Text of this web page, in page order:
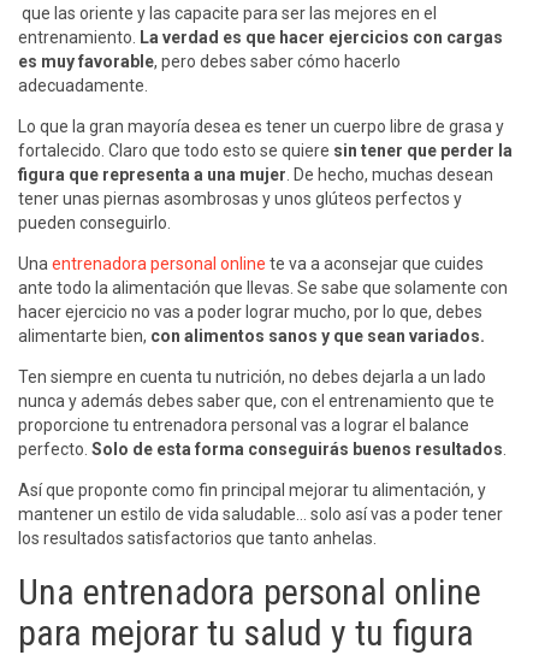
que las oriente y las capacite para ser las mejores en el
entrenamiento.
La verdad es que hacer ejercicios con cargas
es muy favorable, pero debes saber cómo hacerlo
adecuadamente.
Lo que la gran mayoría desea es tener un cuerpo libre de grasa y
fortalecido. Claro que todo esto se quiere sin tener que perder la
figura que representa a una mujer . De hecho, muchas desean
tener unas piernas asombrosas y unos glúteos perfectos y
pueden conseguirlo.
Una entrenadora personal online te va a aconsejar que cuides
ante todo la alimentación que llevas. Se sabe que solamente con
hacer ejercicio no vas a poder lograr mucho, por lo que, debes
alimentarte bien, con alimentos sanos y que sean variados.
Ten siempre en cuenta tu nutrición, no debes dejarla a un lado
nunca y además debes saber que, con el entrenamiento que te
proporcione tu entrenadora personal vas a lograr el balance
perfecto. Solo de esta forma conseguirás buenos resultados
Así que proponte como fin principal mejorar tu alimentación, y
mantener un estilo de vida saludable… solo así vas a poder tener
los resultados satisfactorios que tanto anhelas.
Una entrenadora personal online
para mejorar tu salud y tu figura